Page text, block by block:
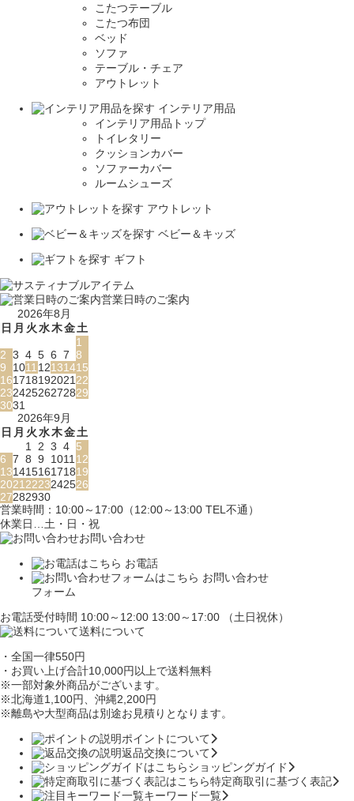
こたつテーブル
こたつ布団
ベッド
ソファ
テーブル・チェア
アウトレット
インテリア用品
インテリア用品トップ
トイレタリー
クッションカバー
ソファーカバー
ルームシューズ
アウトレット
ベビー＆キッズ
ギフト
営業日時のご案内
2026年8月
日 月 火水木金土
1
2 3 4 5 6 7 8
9
1011 12131415
161718192021 22
23242526272829
3031
2026年9月
日 月 火水木金土
1
2 3 4 5
6 7 8 9 1011 12
13141516171819
2021 2223242526
27282930
営業時間：10:00～17:00（12:00～13:00 TEL不通）
休業日…土・日・祝
お問い合わせ
お電話
お問い合わせ
フォーム
お電話受付時間 10:00～12:00 13:00～17:00 （土日祝休）
送料について
・全国一律550円
・お買い上げ合計10,000円以上で送料無料
※一部対象外商品がございます。
※北海道1,100円 、沖縄2,200円
※離島や大型商品は別途お見積りとなります。
ポイントについて
返品交換について
ショッピングガイド
特定商取引に基づく表記
キーワード一覧